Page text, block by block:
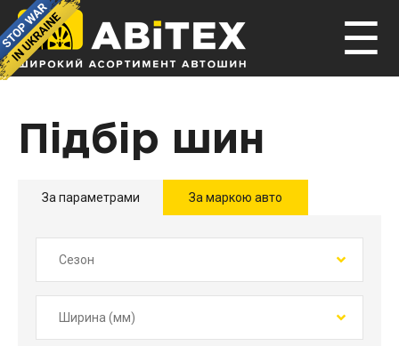
☰
Підбір шин
За параметрами За маркою авто